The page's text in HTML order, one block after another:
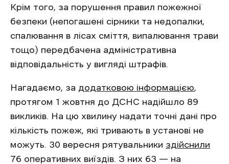
Крім того, за порушення правил пожежної
безпеки (непогашені сірники та недопалки,
спалювання в лісах сміття, випалювання трави
тощо) передбачена адміністративна
відповідальність у вигляді штрафів.
Нагадаємо, за додатковою інформацією,
протягом 1 жовтня до ДСНС надійшло 89
викликів. На цю хвилину надати точні дані про
кількість пожеж, які тривають в установі не
можуть. 30 вересня рятувальники здійснили
76 оперативних виїздів. З них 63 — на